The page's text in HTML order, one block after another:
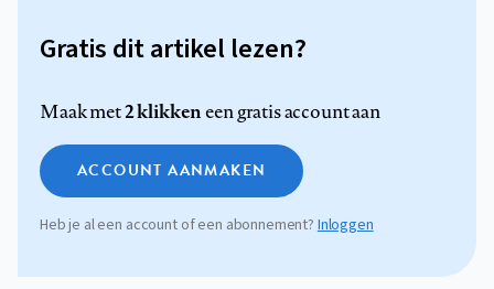
Gratis dit artikel lezen?
Maak met2 klikkeneen gratis account aan
ACCOUNT AANMAKEN
Heb je al een account of een abonnement? Inloggen